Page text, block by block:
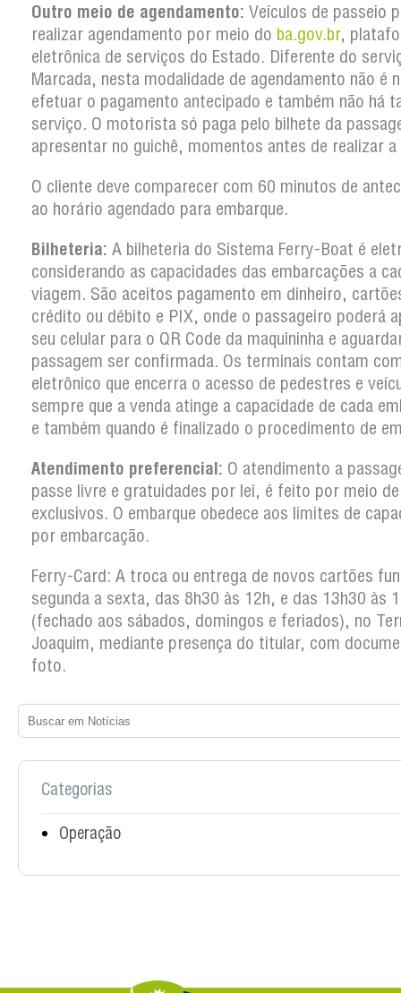
Outro meio de agendamento: Veículos de passeio
realizar agendamento por meio do ba.gov.br,
eletrônica de serviços do Estado. Diferente do
Marcada, nesta modalidade de agendamento não é
efetuar o pagamento antecipado e também não há
serviço. O motorista só paga pelo bilhete da
apresentar no guichê, momentos antes de realizar
O cliente deve comparecer com 60 minutos de
ao horário agendado para embarque.
Bilheteria: A bilheteria do Sistema Ferry-Boat é
considerando as capacidades das embarcações a
viagem. São aceitos pagamento em dinheiro,
crédito ou débito e PIX, onde o passageiro poderá
seu celular para o QR Code da maquininha e
passagem ser confirmada. Os terminais contam
eletrônico que encerra o acesso de pedestres e
sempre que a venda atinge a capacidade de cada
e também quando é finalizado o procedimento de
Atendimento preferencial: O atendimento a
passe livre e gratuidades por lei, é feito por meio
exclusivos. O embarque obedece aos limites de
por embarcação.
Ferry-Card: A troca ou entrega de novos cartões
segunda a sexta, das 8h30 às 12h, e das 13h30 às
(fechado aos sábados, domingos e feriados), no
Joaquim, mediante presença do titular, com
foto.
Categorias
Operação